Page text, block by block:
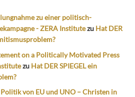
zu einer politisch-
- ZERA Institutezu Hat DER
on a Politically Motivated Press
zu Hat DER SPIEGEL ein
von EU und UNO – Christen in